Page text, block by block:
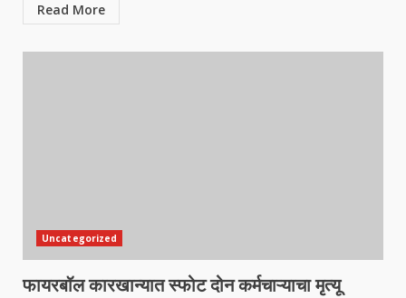
Read More
Uncategorized
फायरबॉल कारखान्यात स्फोट दोन कर्मचाऱ्याचा मृत्यू